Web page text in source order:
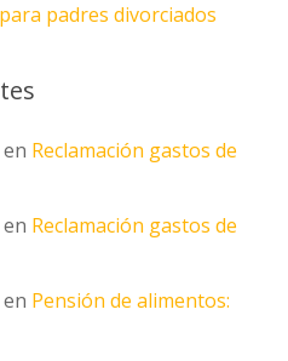
padres divorciados
en Reclamación gastos de
en Reclamación gastos de
en Pensión de alimentos: